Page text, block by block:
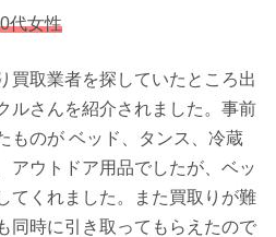
代女性
買取業者を探していたところ出
ルさんを紹介されました。事前
ものが ベッド、タンス、冷蔵
アウトドア用品でしたが、ベッ
てくれました。また買取りが難
同時に引き取ってもらえたので